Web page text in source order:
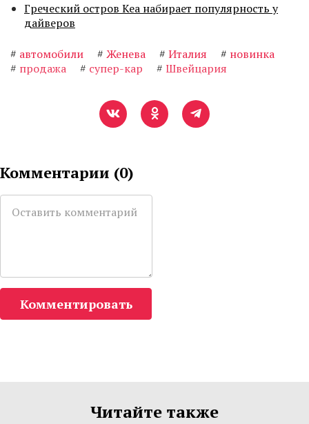
Греческий остров Кеа набирает популярность у
дайверов
# автомобили # Женева # Италия # новинка
# продажа # супер-кар # Швейцария
Комментарии (0)
Комментировать
Читайте также